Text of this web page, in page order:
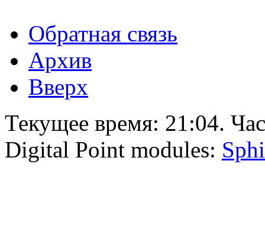
Обратная связь
Архив
Вверх
Текущее время: 21:04.
Digital Point modules: